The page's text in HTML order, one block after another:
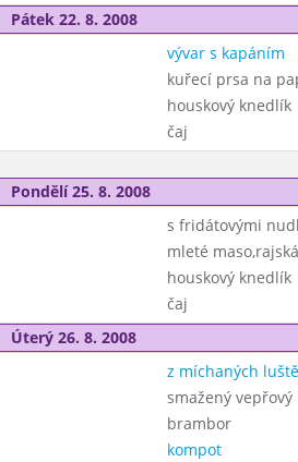
Pátek 22. 8. 2008
vývar s kapáním
kuřecí prsa na
houskový knedlík
čaj
Pondělí 25. 8. 2008
s fridátovými
mleté
houskový knedlík
čaj
Úterý 26. 8. 2008
z míchaných
smažený vepřový
brambor
kompot